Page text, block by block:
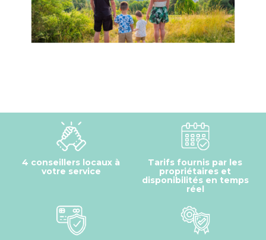
4 conseillers locaux à
votre service
Tarifs fournis par les
propriétaires et
disponibilités en temps
réel